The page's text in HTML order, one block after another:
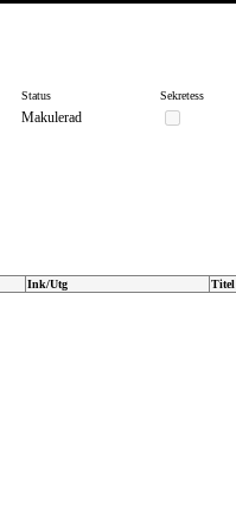
Status Sekretess
Makulerad
Ink/Utg Titel